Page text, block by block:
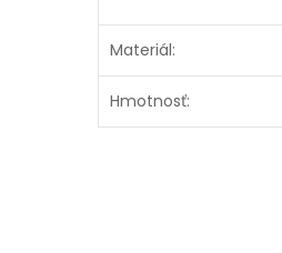
Materiál:
Hmotnosť: